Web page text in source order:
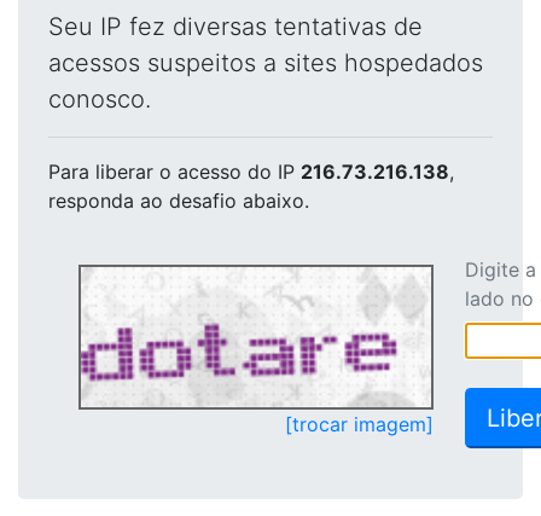
Seu IP fez diversas tentativas de
acessos suspeitos a sites hospedados
conosco.
Para liberar o acesso do IP 216.73.216.138,
responda ao desafio abaixo.
[trocar imagem]
Digite
lado no